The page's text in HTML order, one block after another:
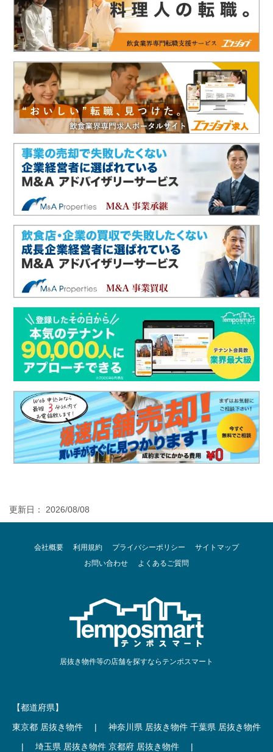
更新日： 2026/08/08
会社概要 利用規約 プライバシーポリシー
サイトマップ
お問い合わせ
よくあるご質問
居抜き物件等の店舗を探すならテンポスマート
【都道府県】
東京都 居抜き物件
| 神奈川県 居抜き物件 千葉県 居抜き物件
|
埼玉県 居抜き物件 京都府 居抜き物件
|